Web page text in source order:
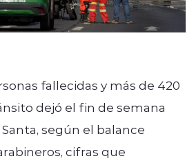
fallecidas y más de 420
dejó el fin de semana
según el balance
cifras que